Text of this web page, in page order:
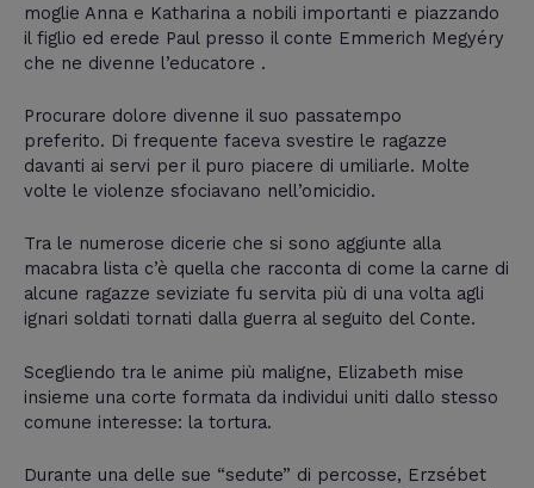
moglie Anna e Katharina a nobili importanti e piazzando
il figlio ed erede Paul presso il conte Emmerich Megyéry
che ne divenne l’educatore .
Procurare dolore divenne il suo passatempo
preferito. Di frequente faceva svestire le ragazze
davanti ai servi per il puro piacere di umiliarle. Molte
volte le violenze sfociavano nell’omicidio.
Tra le numerose dicerie che si sono aggiunte alla
macabra lista c’è quella che racconta di come la carne di
alcune ragazze seviziate fu servita più di una volta agli
ignari soldati tornati dalla guerra al seguito del Conte.
Scegliendo tra le anime più maligne, Elizabeth mise
insieme una corte formata da individui uniti dallo stesso
comune interesse: la tortura.
Durante una delle sue “sedute” di percosse, Erzsébet